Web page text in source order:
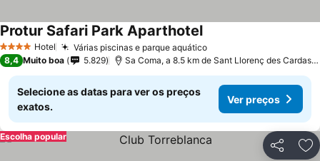
4 EstrelasHotel Várias piscinas e parque aquáticoVer preços
Protur Safari Park AparthotelVer preços
8,4 Muito boa 5.829 Sa Coma, a 8.5 km de Sant Llorenç des
Selecione as datas para ver os preços
exatos.
Ver preços
Partilhar
Escolha popular